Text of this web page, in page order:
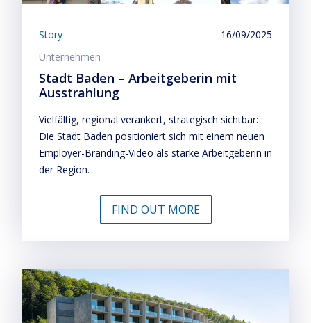
Story
16/09/2025
Unternehmen
Stadt Baden – Arbeitgeberin mit
Ausstrahlung
Vielfältig, regional verankert, strategisch sichtbar:
Die Stadt Baden positioniert sich mit einem neuen
Employer-Branding-Video als starke Arbeitgeberin in
der Region.
FIND OUT MORE